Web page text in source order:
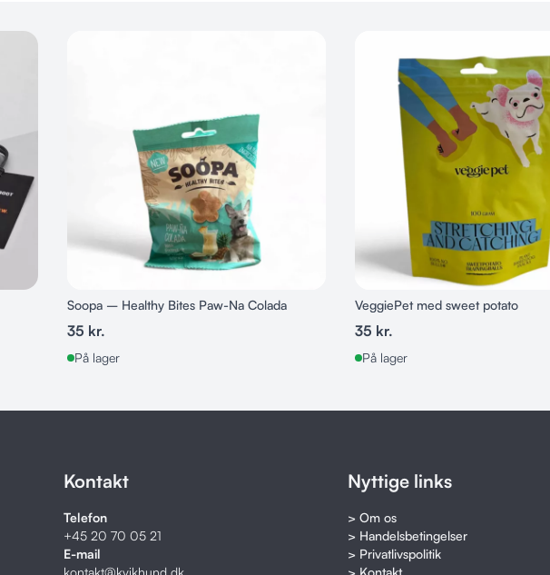
Soopa – Healthy Bites Paw-Na Colada
35 kr.
På lager
VeggiePet med sweet potato
35 kr.
På lager
Kontakt
Telefon
+45 20 70 05 21
E-mail
kontakt@kvikhund.dk
Nyttige links
> Om os
> Handelsbetingelser
> Privatlivspolitik
> Kontakt